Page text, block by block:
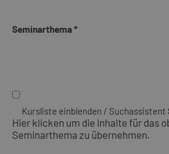
Seminarthema *
Kursliste einblenden / Suchassistent
Hier klicken um die Inhalte für das
Seminarthema zu übernehmen.